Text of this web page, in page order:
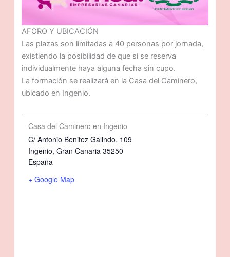
AFORO Y UBICACIÓN
Las plazas son limitadas a 40 personas por jornada,
existiendo la posibilidad de que si se reserva
individualmente haya alguna fecha sin cupo.
La formación se realizará en la Casa del Caminero,
ubicado en Ingenio.
Casa del Caminero en Ingenio
C/ Antonio Benitez Galindo, 109
Ingenio, Gran Canaria 35250
España
+ Google Map